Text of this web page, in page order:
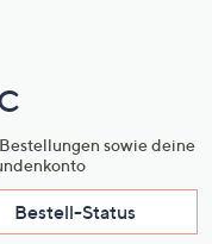
sowie deine
Bestell-Status